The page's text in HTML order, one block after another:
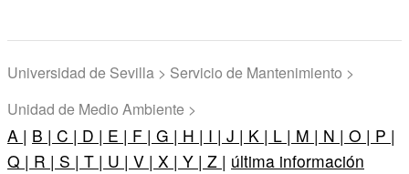
Universidad de Sevilla > Servicio de Mantenimiento >
Unidad de Medio Ambiente >
A | B | C | D | E | F | G | H | I | J | K | L | M | N | O | P |
Q | R | S | T | U | V | X | Y | Z | última información